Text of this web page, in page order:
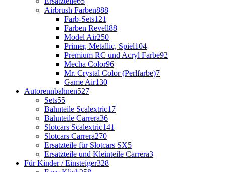
Airbrush Farben888
Farb-Sets121
Farben Revell88
Model Air250
Primer, Metallic, Spiel104
Premium RC und Acryl Farbe92
Mecha Color96
Mr. Crystal Color (Perlfarbe)7
Game Air130
Autorennbahnen527
Sets55
Bahnteile Scalextric17
Bahnteile Carrera36
Slotcars Scalextric141
Slotcars Carrera270
Ersatzteile für Slotcars SX5
Ersatzteile und Kleinteile Carrera3
Für Kinder / Einsteiger328